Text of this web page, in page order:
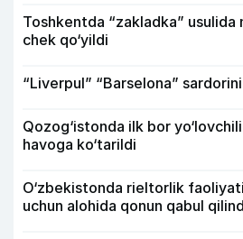
Toshkentda “zakladka”
chek qo‘yildi
“Liverpul” “Barselona”
Qozog‘istonda ilk bor
havoga ko‘tarildi
O‘zbekistonda rieltorlik
uchun alohida qonun qabul